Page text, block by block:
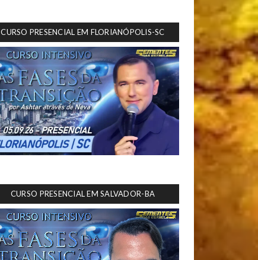
CURSO PRESENCIAL EM FLORIANÓPOLIS-SC
CURSO PRESENCIAL EM SALVADOR-BA